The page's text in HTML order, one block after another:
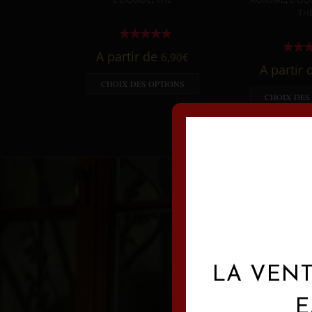
A partir de 6,90€
CHOIX DES OPTIONS
A partir
CHOIX DES
LA